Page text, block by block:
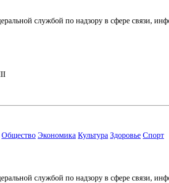
службой по надзору в сфере связи,
Общество Экономика Культура Здоровье Спорт
службой по надзору в сфере связи,